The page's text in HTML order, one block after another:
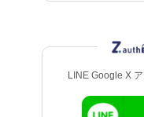
LINE Google X